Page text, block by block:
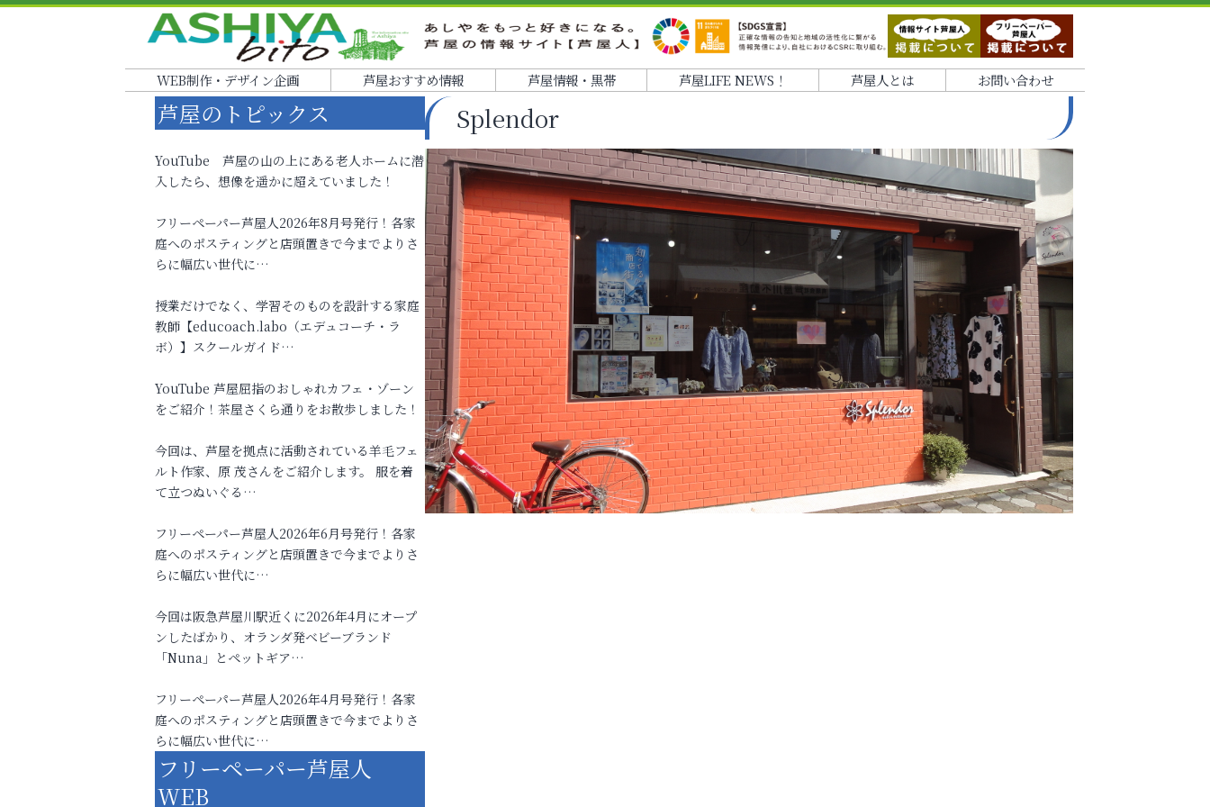
WEB制作・デザイン企画 芦屋おすすめ情報 芦屋情報・黒帯 芦屋LIFE NEWS！ 芦屋人とは お問い合わせ
Splendor
芦屋のトピックス
YouTube 芦屋の山の上にある老人ホームに潜
入したら、想像を遥かに超えていました！
フリーペーパー芦屋人2026年8月号発行！各家
庭へのポスティングと店頭置きで今までよりさ
らに幅広い世代に…
授業だけでなく、学習そのものを設計する家庭
教師【educoach.labo（エデュコーチ・ラ
ボ）】スクールガイド…
YouTube 芦屋屈指のおしゃれカフェ・ゾーン
をご紹介！茶屋さくら通りをお散歩しました！
今回は、芦屋を拠点に活動されている羊毛フェ
ルト作家、原 茂さんをご紹介します。 服を着
て立つぬいぐる…
フリーペーパー芦屋人2026年6月号発行！各家
庭へのポスティングと店頭置きで今までよりさ
らに幅広い世代に…
今回は阪急芦屋川駅近くに2026年4月にオープ
ンしたばかり、オランダ発ベビーブランド
「Nuna」とペットギア…
フリーペーパー芦屋人2026年4月号発行！各家
庭へのポスティングと店頭置きで今までよりさ
らに幅広い世代に…
フリーペーパー芦屋人
WEB